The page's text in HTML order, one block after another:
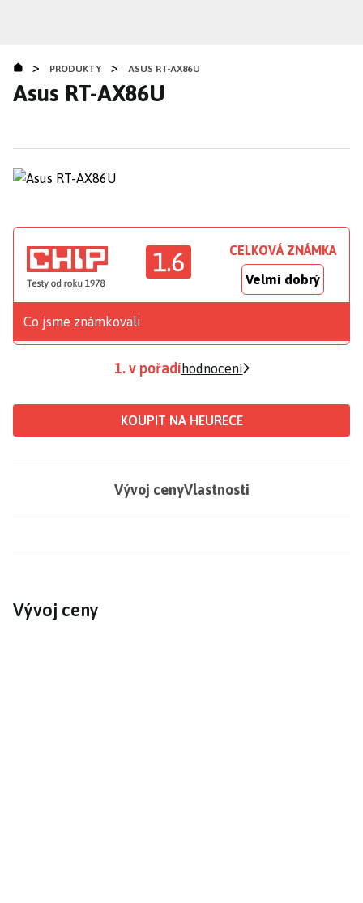
obsahu
> PRODUKTY > ASUS RT-AX86U
Asus RT-AX86U
1.6 CELKOVÁ ZNÁMKA
Velmi dobrý
Co jsme známkovali
1. v pořadí hodnocení
KOUPIT NA HEURECE
Vývoj cenyVlastnosti
Vývoj ceny